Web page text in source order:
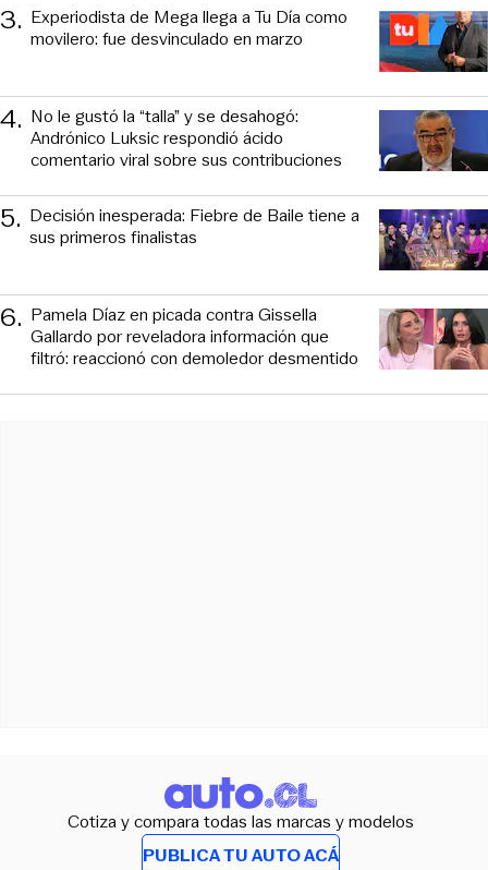
3. Experiodista de Mega llega a Tu Día como
movilero: fue desvinculado en marzo
4. No le gustó la “talla” y se desahogó:
Andrónico Luksic respondió ácido
comentario viral sobre sus contribuciones
5. Decisión inesperada: Fiebre de Baile tiene a
sus primeros finalistas
6. Pamela Díaz en picada contra Gissella
Gallardo por reveladora información que
filtró: reaccionó con demoledor desmentido
Cotiza y compara todas las marcas y modelos
PUBLICA TU AUTO ACÁ